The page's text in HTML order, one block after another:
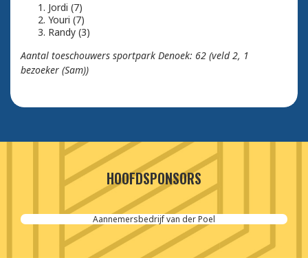
Jordi (7)
Youri (7)
Randy (3)
Aantal toeschouwers sportpark Denoek: 62 (veld 2, 1
bezoeker (Sam))
HOOFDSPONSORS
Aannemersbedrijf van der Poel